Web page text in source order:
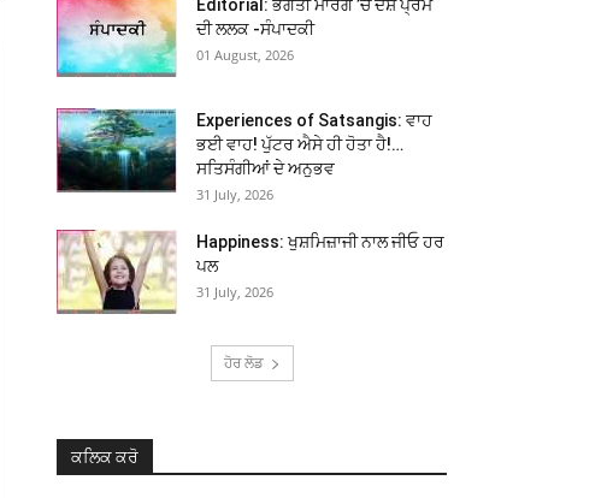
Editorial: ਭਗਤੀ ਮਾਰਗ ’ਚ ਦੇਸ਼ ਪ੍ਰੇਮ
ਦੀ ਲਲਕ -ਸੰਪਾਦਕੀ
01 August, 2026
Experiences of Satsangis: ਵਾਹ
ਭਈ ਵਾਹ! ਪੁੱਟਰ ਐਸੇ ਹੀ ਹੋਤਾ ਹੈ!…
ਸਤਿਸੰਗੀਆਂ ਦੇ ਅਨੁਭਵ
31 July, 2026
Happiness: ਖੁਸ਼ਮਿਜ਼ਾਜੀ ਨਾਲ ਜੀਓ ਹਰ
ਪਲ
31 July, 2026
ਹੋਰ ਲੋਡ
ਕਲਿਕ ਕਰੋ